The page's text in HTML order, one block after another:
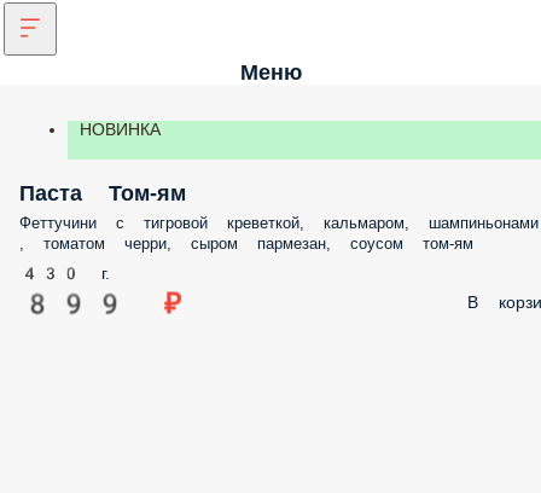
Меню
НОВИНКА
Паста Том-ям
Феттучини с тигровой креветкой, кальмаром, шампиньонами
, томатом черри, сыром пармезан, соусом том-ям
430 г.
899 ₽ В